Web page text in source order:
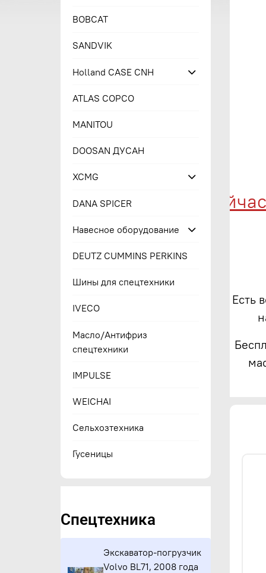
Купи сейчас
Есть
BOBCAT
SANDVIK
Holland CASE CNH
ATLAS COPCO
MANITOU
DOOSAN ДУСАН
XCMG
DANA SPICER
Навесное оборудование
DEUTZ CUMMINS PERKINS
Шины для спецтехники
IVECO
Масло/Антифриз
спецтехники
IMPULSE
WEICHAI
Сельхозтехника
Гусеницы
Спецтехника
Экскаватор-погрузчик
Volvo BL71, 2008 года